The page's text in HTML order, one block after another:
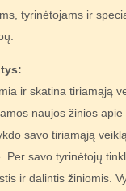
tyrinėtojams ir
ir skatina tiriamąją
naujos žinios
savo tiriamąją
Per savo tyrinėtojų
ir dalintis žiniomis.